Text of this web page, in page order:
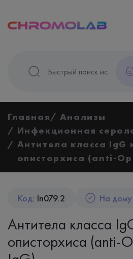
Главная
Анализы
Инфекционная
Антитела класса IgG
описторхиса (anti-
Код: In079.2 На дому
Антитела класса
описторхиса (anti-